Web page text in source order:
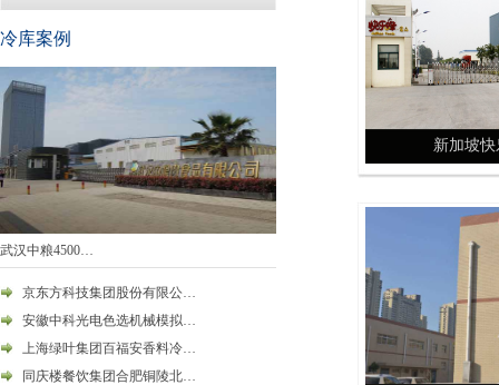
冷库案例
武汉中粮4500…
京东方科技集团股份有限公…
安徽中科光电色选机械模拟…
上海绿叶集团百福安香料冷…
同庆楼餐饮集团合肥铜陵北…
新加坡